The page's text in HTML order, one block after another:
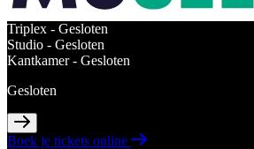
Triplex - Gesloten
Studio - Gesloten
Kantkamer - Gesloten
Gesloten
Boek je tickets online